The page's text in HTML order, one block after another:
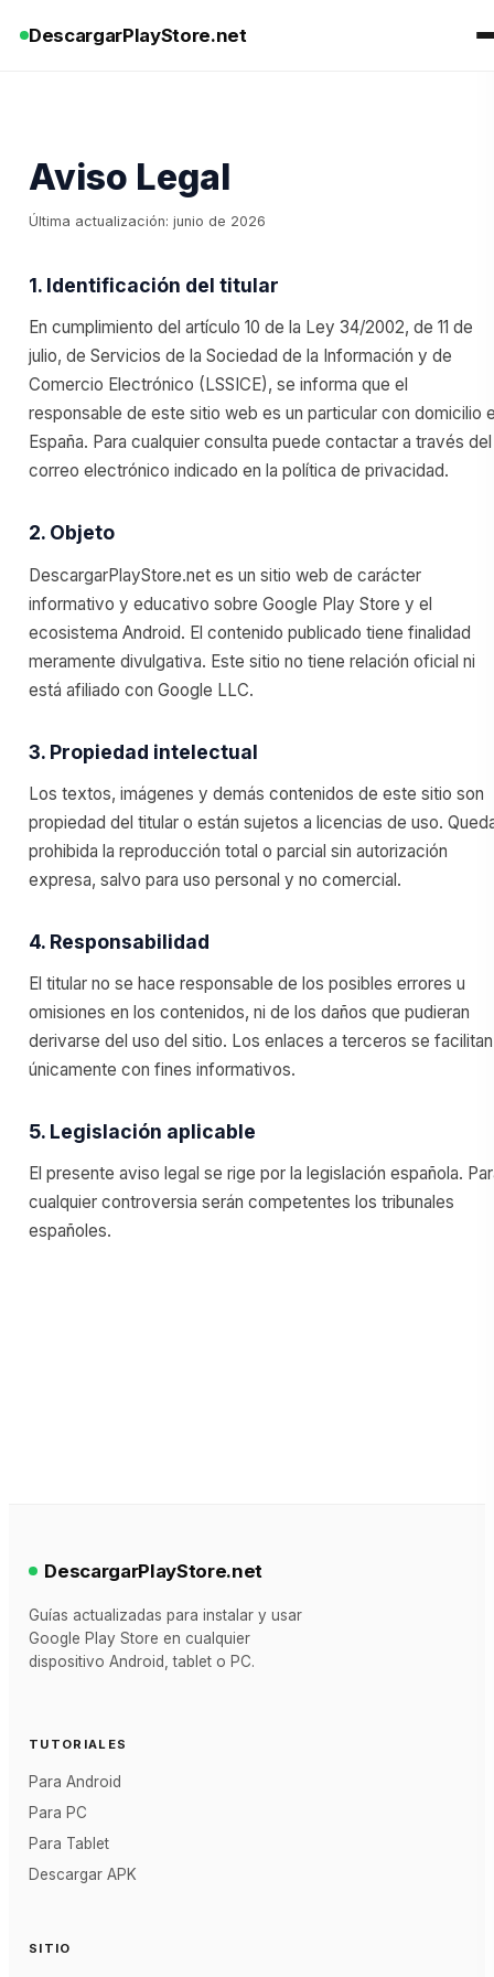
DescargarPlayStore.net
Aviso Legal
Última actualización: junio de 2026
1. Identificación del titular
En cumplimiento del artículo 10 de la Ley 34/2002, de 11 de
julio, de Servicios de la Sociedad de la Información y de
Comercio Electrónico (LSSICE), se informa que el
responsable de este sitio web es un particular con domicilio
España. Para cualquier consulta puede contactar a través del
correo electrónico indicado en la política de privacidad.
2. Objeto
DescargarPlayStore.net es un sitio web de carácter
informativo y educativo sobre Google Play Store y el
ecosistema Android. El contenido publicado tiene finalidad
meramente divulgativa. Este sitio no tiene relación oficial ni
está afiliado con Google LLC.
3. Propiedad intelectual
Los textos, imágenes y demás contenidos de este sitio son
propiedad del titular o están sujetos a licencias de uso.
prohibida la reproducción total o parcial sin autorización
expresa, salvo para uso personal y no comercial.
4. Responsabilidad
El titular no se hace responsable de los posibles errores u
omisiones en los contenidos, ni de los daños que pudieran
derivarse del uso del sitio. Los enlaces a terceros se facilitan
únicamente con fines informativos.
5. Legislación aplicable
El presente aviso legal se rige por la legislación española.
cualquier controversia serán competentes los tribunales
españoles.
DescargarPlayStore.net
Guías actualizadas para instalar y usar
Google Play Store en cualquier
dispositivo Android, tablet o PC.
TUTORIALES
Para Android
Para PC
Para Tablet
Descargar APK
SITIO